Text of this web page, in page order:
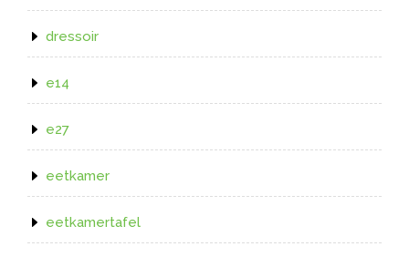
dressoir
e14
e27
eetkamer
eetkamertafel